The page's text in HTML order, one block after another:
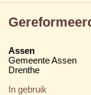
Assen
Gemeente Assen
Drenthe
In gebruik